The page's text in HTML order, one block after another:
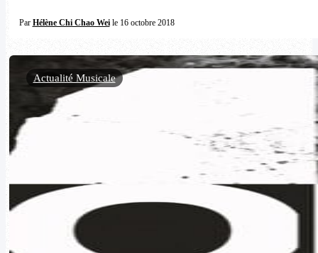
Par Hélène Chi Chao Weile 16 octobre 2018
Actualité Musicale